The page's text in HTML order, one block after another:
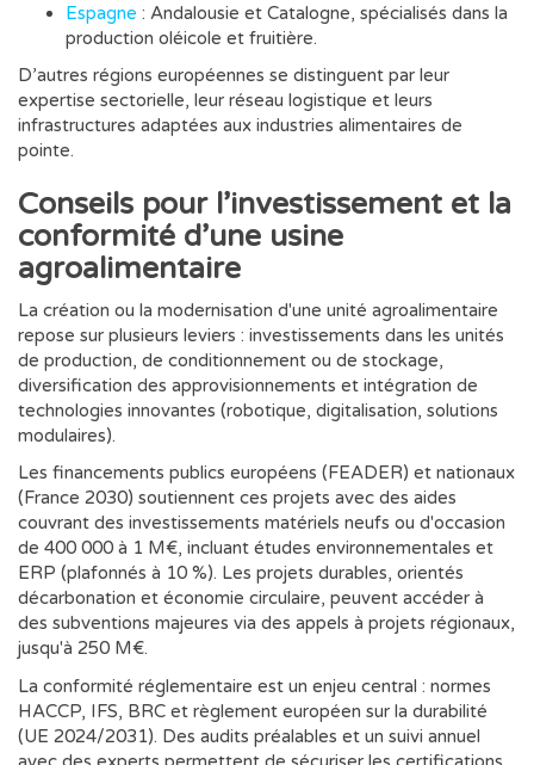
Espagne : Andalousie et Catalogne, spécialisés dans la
production oléicole et fruitière.
D’autres régions européennes se distinguent par leur
expertise sectorielle, leur réseau logistique et leurs
infrastructures adaptées aux industries alimentaires de
pointe.
Conseils pour l’investissement et la
conformité d’une usine
agroalimentaire
La création ou la modernisation d'une unité agroalimentaire
repose sur plusieurs leviers : investissements dans les unités
de production, de conditionnement ou de stockage,
diversification des approvisionnements et intégration de
technologies innovantes (robotique, digitalisation, solutions
modulaires).
Les financements publics européens (FEADER) et nationaux
(France 2030) soutiennent ces projets avec des aides
couvrant des investissements matériels neufs ou d'occasion
de 400 000 à 1 M€, incluant études environnementales et
ERP (plafonnés à 10 %). Les projets durables, orientés
décarbonation et économie circulaire, peuvent accéder à
des subventions majeures via des appels à projets régionaux,
jusqu'à 250 M€.
La conformité réglementaire est un enjeu central : normes
HACCP, IFS, BRC et règlement européen sur la durabilité
(UE 2024/2031). Des audits préalables et un suivi annuel